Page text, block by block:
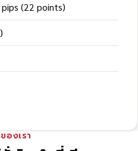
(22 points)
องเรา